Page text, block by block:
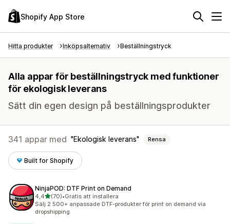
Shopify App Store
Hitta produkter Inköpsalternativ Beställningstryck
Alla appar för beställningstryck med funktioner
för ekologisk leverans
Sätt din egen design på beställningsprodukter
341 appar med Ekologisk leverans Rensa
Built for Shopify
NinjaPOD: DTF Print on Demand
4,4av 5 stjärnor
(70)
70 recensioner totalt
•Gratis att installera
Sälj 2 500+ anpassade DTF-produkter för print on demand via
dropshipping